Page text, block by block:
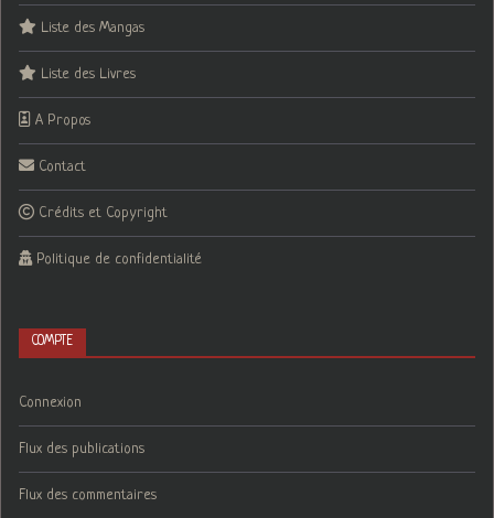
Liste des Mangas
Liste des Livres
A Propos
Contact
Crédits et Copyright
Politique de confidentialité
COMPTE
Connexion
Flux des publications
Flux des commentaires